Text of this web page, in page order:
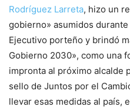
Rodríguez Larreta, hizo un
gobierno» asumidos
Ejecutivo porteño y brindó
Gobierno 2030», como una
impronta al próximo alcalde
sello de Juntos por el
llevar esas medidas al país,